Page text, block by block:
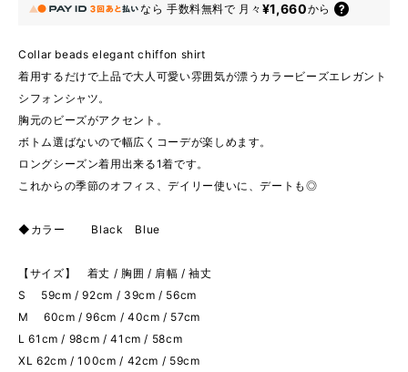
なら 手数料無料で 月々 ¥1,660から
Collar beads elegant chiffon shirt
着用するだけで上品で大人可愛い雰囲気が漂うカラービーズエレガント
シフォンシャツ。
胸元のビーズがアクセント。
ボトム選ばないので幅広くコーデが楽しめます。
ロングシーズン着用出来る1着です。
これからの季節のオフィス、デイリー使いに、デートも◎
◆カラー Black Blue
【サイズ】 着丈 / 胸囲 / 肩幅 / 袖丈
S 59cm / 92cm / 39cm / 56cm
M 60cm / 96cm / 40cm / 57cm
L 61cm / 98cm / 41cm / 58cm
XL 62cm / 100cm / 42cm / 59cm